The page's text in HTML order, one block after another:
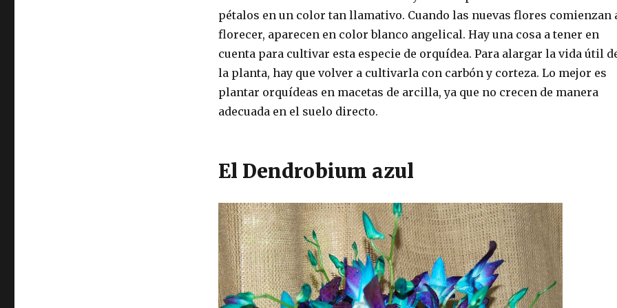
pétalos en un color tan llamativo. Cuando las nuevas flores comienzan
florecer, aparecen en color blanco angelical. Hay una cosa a tener en
cuenta para cultivar esta especie de orquídea. Para alargar la vida útil
la planta, hay que volver a cultivarla con carbón y corteza. Lo mejor es
plantar orquídeas en macetas de arcilla, ya que no crecen de manera
adecuada en el suelo directo.
El Dendrobium azul